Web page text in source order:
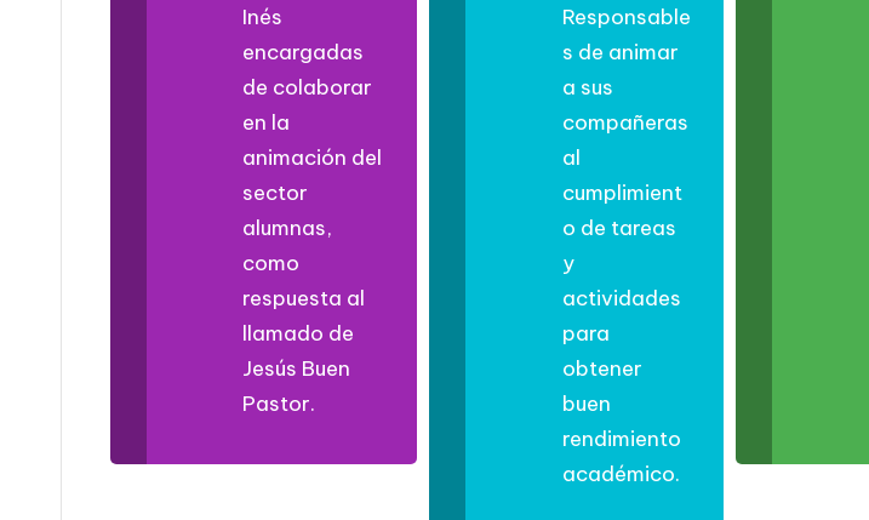
Inés
encargadas
de colaborar
en la
animación del
sector
alumnas,
como
respuesta al
llamado de
Jesús Buen
Pastor.
Responsable
s de animar
a sus
compañeras
al
cumplimient
o de tareas
y
actividades
para
obtener
buen
rendimiento
académico.